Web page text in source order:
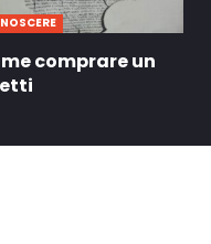
comprare un